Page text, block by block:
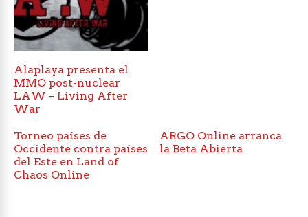
Alaplaya presenta el
MMO post-nuclear
LAW – Living After
War
Torneo países de
Occidente contra países
del Este en Land of
Chaos Online
ARGO Online arranca
la Beta Abierta